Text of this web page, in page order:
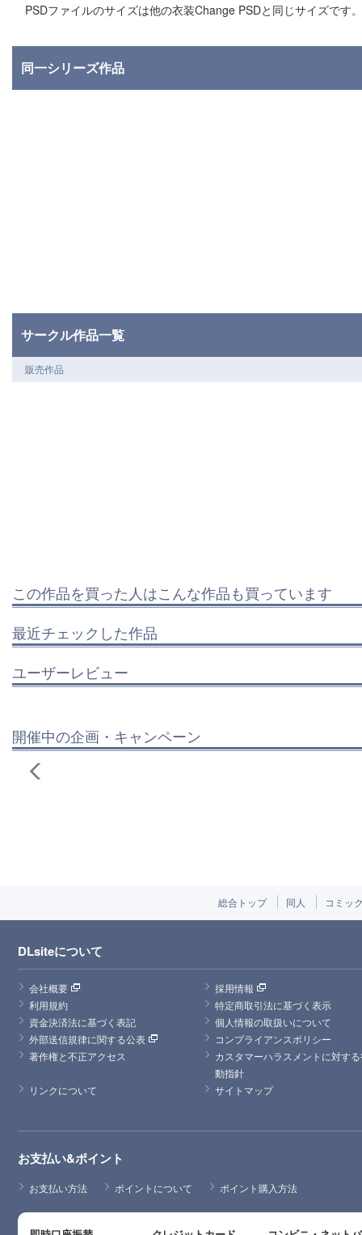
PSDファイルのサイズは他の衣装Change PSDと同じサイズです。
同一シリーズ作品
サークル作品一覧
販売作品
この作品を買った人はこんな作品も買っています
最近チェックした作品
ユーザーレビュー
開催中の企画・キャンペーン
総合トップ 同人 コミッ
DLsiteについて
会社概要
採用情報
利用規約
特定商取引法に基づく表示
資金決済法に基づく表記
個人情報の取扱いについて
外部送信規律に関する公表
コンプライアンスポリシー
著作権と不正アクセス
カスタマーハラスメントに対す
動指針
リンクについて
サイトマップ
お支払い&ポイント
お支払い方法 ポイントについて ポイント購入方法